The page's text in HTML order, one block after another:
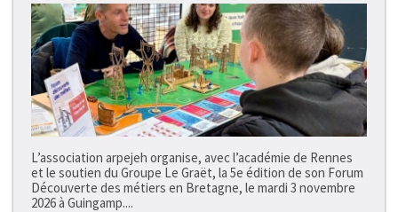
L’association arpejeh organise, avec l’académie de Rennes
et le soutien du Groupe Le Graët, la 5e édition de son Forum
Découverte des métiers en Bretagne, le mardi 3 novembre
2026 à Guingamp....